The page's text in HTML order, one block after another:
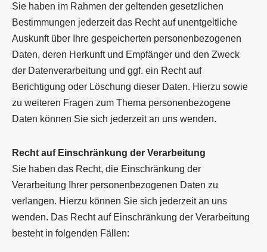
Sie haben im Rahmen der geltenden gesetzlichen
Bestimmungen jederzeit das Recht auf unentgeltliche
Auskunft über Ihre gespeicherten personenbezogenen
Daten, deren Herkunft und Empfänger und den Zweck
der Datenverarbeitung und ggf. ein Recht auf
Berichtigung oder Löschung dieser Daten. Hierzu sowie
zu weiteren Fragen zum Thema personenbezogene
Daten können Sie sich jederzeit an uns wenden.
Recht auf Einschränkung der Verarbeitung
Sie haben das Recht, die Einschränkung der
Verarbeitung Ihrer personenbezogenen Daten zu
verlangen. Hierzu können Sie sich jederzeit an uns
wenden. Das Recht auf Einschränkung der Verarbeitung
besteht in folgenden Fällen: